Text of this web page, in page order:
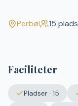
Perbøl 15
Faciliteter
Pladser · 15